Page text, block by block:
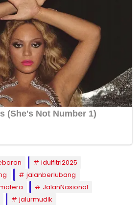
idulfitri2025
jalanberlubang
JalanNasional
jalurmudik